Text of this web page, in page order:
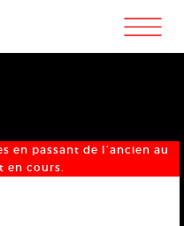
m
en passant de l’ancien au
en cours.